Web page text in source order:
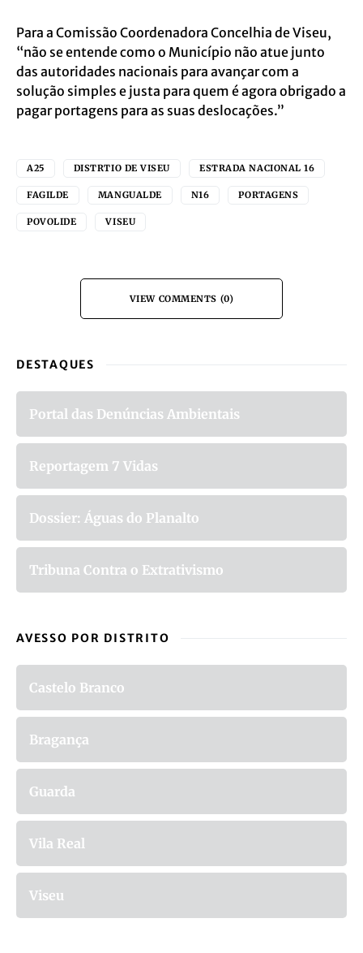
Para a Comissão Coordenadora Concelhia de Viseu,
“não se entende como o Município não atue junto
das autoridades nacionais para avançar com a
solução simples e justa para quem é agora obrigado a
pagar portagens para as suas deslocações.”
A25 DISTRTIO DE VISEU ESTRADA NACIONAL 16
FAGILDE MANGUALDE N16 PORTAGENS
POVOLIDE VISEU
VIEW COMMENTS (0)
DESTAQUES
Portal das Denúncias Ambientais
Reportagem 7 Vidas
Dossier: Águas do Planalto
Tribuna Contra o Extrativismo
AVESSO POR DISTRITO
Castelo Branco
Bragança
Guarda
Vila Real
Viseu